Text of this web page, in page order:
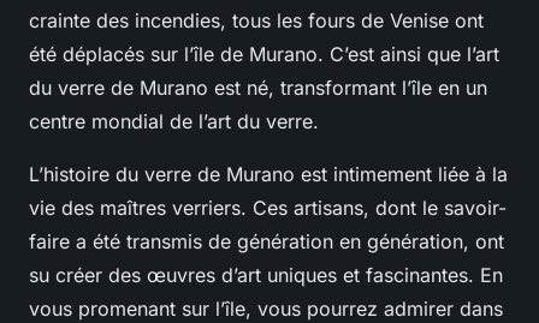
crainte des incendies, tous les fours de Venise ont
été déplacés sur l’île de Murano. C’est ainsi que l’art
du verre de Murano est né, transformant l’île en un
centre mondial de l’art du verre.
L’histoire du verre de Murano est intimement liée à la
vie des maîtres verriers. Ces artisans, dont le savoir-
faire a été transmis de génération en génération, ont
su créer des œuvres d’art uniques et fascinantes. En
vous promenant sur l’île, vous pourrez admirer dans